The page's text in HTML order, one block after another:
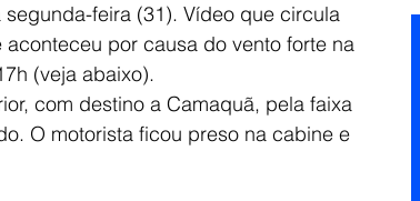
feira (31). Vídeo que circula
por causa do vento forte na
(veja abaixo).
com destino a Camaquã, pela faixa
O motorista ficou preso na cabine e